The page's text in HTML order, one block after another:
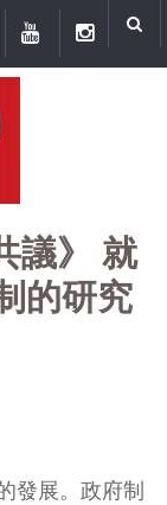
議》 就
的研究
發展。政府制